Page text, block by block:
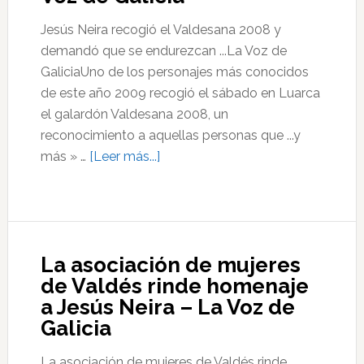
aparcamiento
urbano
–
La
Voz
de
Jesús Neira recogió el Valdesana 2008 y
demandó que se endurezcan ...La Voz de
GaliciaUno de los personajes más conocidos
de este año 2009 recogió el sábado en Luarca
el galardón Valdesana 2008, un
reconocimiento a aquellas personas que ...y
más » … [Leer más...]acerca
Neira
el
Valdesana
2008
La asociación de mujeres
de Valdés rinde homenaje
a Jesús Neira – La Voz de
Galicia